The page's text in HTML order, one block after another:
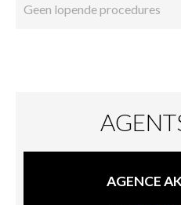
Geen lopende procedures
AGENCE